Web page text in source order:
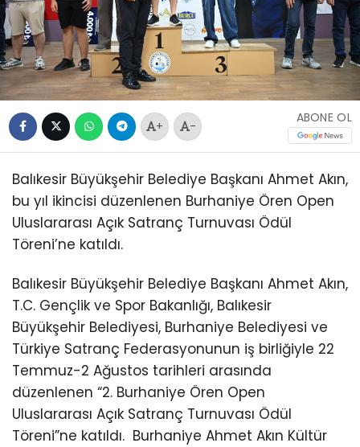
+ -
ABONE OL
Balıkesir Büyükşehir Belediye Başkanı Ahmet Akın,
bu yıl ikincisi düzenlenen Burhaniye Ören Open
Uluslararası Açık Satranç Turnuvası Ödül
Töreni’ne katıldı.
Balıkesir Büyükşehir Belediye Başkanı Ahmet Akın,
T.C. Gençlik ve Spor Bakanlığı, Balıkesir
Büyükşehir Belediyesi, Burhaniye Belediyesi ve
Türkiye Satranç Federasyonunun iş birliğiyle 22
Temmuz-2 Ağustos tarihleri arasında
düzenlenen “2. Burhaniye Ören Open
Uluslararası Açık Satranç Turnuvası Ödül
Töreni”ne katıldı. Burhaniye Ahmet Akın Kültür